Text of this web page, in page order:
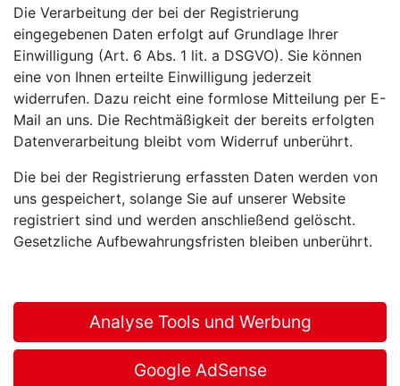
Die Verarbeitung der bei der Registrierung
eingegebenen Daten erfolgt auf Grundlage Ihrer
Einwilligung (Art. 6 Abs. 1 lit. a DSGVO). Sie können
eine von Ihnen erteilte Einwilligung jederzeit
widerrufen. Dazu reicht eine formlose Mitteilung per E-
Mail an uns. Die Rechtmäßigkeit der bereits erfolgten
Datenverarbeitung bleibt vom Widerruf unberührt.
Die bei der Registrierung erfassten Daten werden von
uns gespeichert, solange Sie auf unserer Website
registriert sind und werden anschließend gelöscht.
Gesetzliche Aufbewahrungsfristen bleiben unberührt.
Analyse Tools und Werbung
Google AdSense